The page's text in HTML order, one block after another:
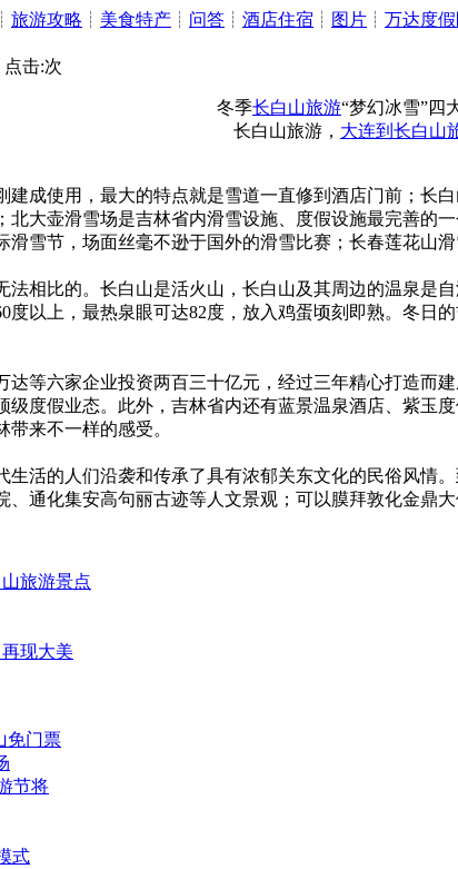
┊ 旅游攻略 ┊ 美食特产 ┊ 问答 ┊ 酒店住宿 ┊ 图片 ┊ 万达度假
点击:次
冬季长白山旅游“梦幻冰雪”四
长白山旅游， 大连到长白山
建成使用，最大的特点就是雪道一直修到酒店门前；
大壶滑雪场是吉林省内滑雪设施、度假设施最完善的
雪节，场面丝毫不逊于国外的滑雪比赛；长春莲花山
相比的。长白山是活火山，长白山及其周边的温泉是
以上，最热泉眼可达82度，放入鸡蛋顷刻即熟。冬日
等六家企业投资两百三十亿元，经过三年精心打造而
度假业态。此外，吉林省内还有蓝景温泉酒店、紫玉
来不一样的感受。
活的人们沿袭和传承了具有浓郁关东文化的民俗风情
通化集安高句丽古迹等人文景观；可以膜拜敦化金鼎
旅游景点
现大美
免门票
节将
式